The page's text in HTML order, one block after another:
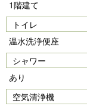
1階建て
トイレ
温水洗浄便座
シャワー
あり
空気清浄機